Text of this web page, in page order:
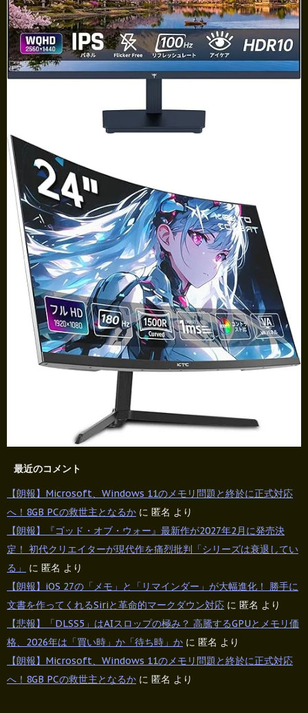
最近のコメント
【朗報】Microsoft、Windows 11のメモリ問題と終於に正式対応
へ！8GB PCの救世主となるか に 匿名 より
【朗報】『ゴッド・オブ・ウォー』最新作が2027年2月に発売決
定！ 初代クリエイターが現代作を痛烈批判「シリーズは衰退してい
る」
に 匿名 より
【朗報】iOS 27の「メモ」と「リマインダー」が大幅進化！ 勝手に
文書を作ってくれるSiriと革命的マークダウン対応 に 匿名 より
【悲報】「DLSS5」はAIスロップの極み？ 高騰するGPUとメモリ価
格、2026年は「買い時」か「待ち時」か に 匿名 より
【朗報】Microsoft、Windows 11のメモリ問題と終於に正式対応
へ！8GB PCの救世主となるか に 匿名 より